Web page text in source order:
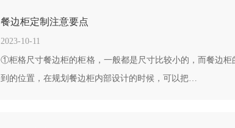
餐边柜定制注意要点
2023-10-11
①柜格尺寸餐边柜的柜格，一般都是尺寸比较小的，而餐边柜
到的位置，在规划餐边柜内部设计的时候，可以把…